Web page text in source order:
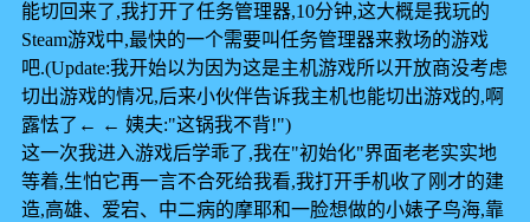
能切回来了,我打开了任务管理器,10分钟,这大概是我玩的
Steam游戏中,最快的一个需要叫任务管理器来救场的游戏
吧.(Update:我开始以为因为这是主机游戏所以开放商没考虑
切出游戏的情况,后来小伙伴告诉我主机也能切出游戏的,啊
露怯了← ← 姨夫:"这锅我不背!")
这一次我进入游戏后学乖了,我在"初始化"界面老老实实地
等着,生怕它再一言不合死给我看,我打开手机收了刚才的建
造,高雄、爱宕、中二病的摩耶和一脸想做的小婊子鸟海,靠